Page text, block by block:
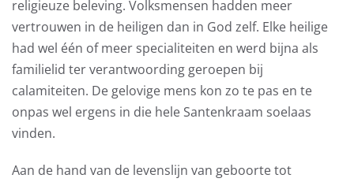
religieuze beleving. Volksmensen hadden meer
vertrouwen in de heiligen dan in God zelf. Elke heilige
had wel één of meer specialiteiten en werd bijna als
familielid ter verantwoording geroepen bij
calamiteiten. De gelovige mens kon zo te pas en te
onpas wel ergens in die hele Santenkraam soelaas
vinden.
Aan de hand van de levenslijn van geboorte tot